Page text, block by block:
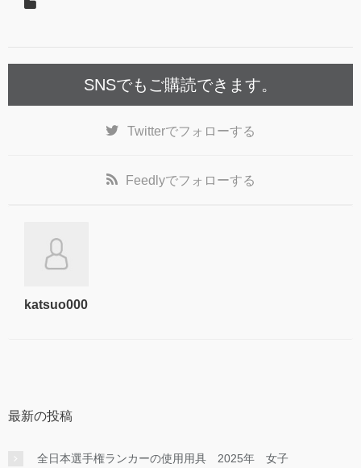
SNSでもご購読できます。
Twitterでフォローする
Feedlyでフォローする
katsuo000
最新の投稿
全日本選手権ランカーの使用用具 2025年 女子